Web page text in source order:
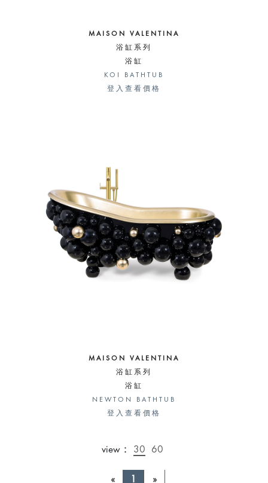
MAISON VALENTINA
浴缸系列
浴缸
KOI BATHTUB
登入查看價格
MAISON VALENTINA
浴缸系列
浴缸
NEWTON BATHTUB
登入查看價格
view： 30 60
« »